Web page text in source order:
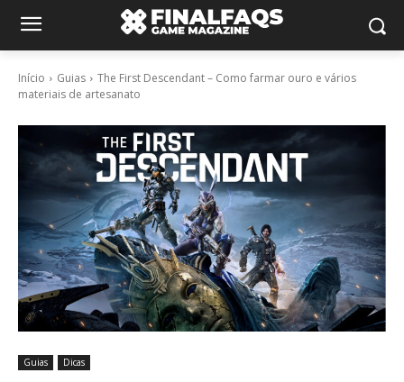
Início Guias
The First Descendant – Como farmar ouro e vários
materiais de artesanato
Guias Dicas